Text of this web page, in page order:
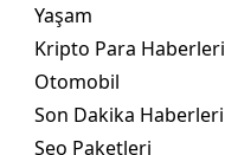
Çorum
Yaşam
Kripto Para Haberleri
Otomobil
Son Dakika Haberleri
Seo Paketleri